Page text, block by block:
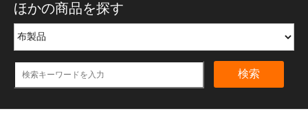
ほかの商品を探す
検索